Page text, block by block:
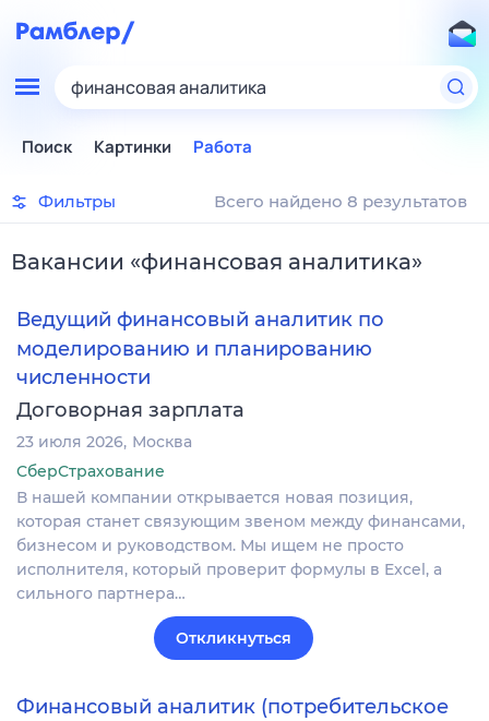
финансовая аналитика
Поиск Картинки Работа
Фильтры Всего найдено 8 результатов
Вакансии «финансовая аналитика»
Ведущий финансовый аналитик по
моделированию и планированию
численности
Договорная зарплата
23 июля 2026 Москва
СберСтрахование
В нашей компании открывается новая позиция,
которая станет связующим звеном между финансами,
бизнесом и руководством. Мы ищем не просто
исполнителя, который проверит формулы в Excel, а
сильного партнера…
Откликнуться
Финансовый аналитик (потребительское